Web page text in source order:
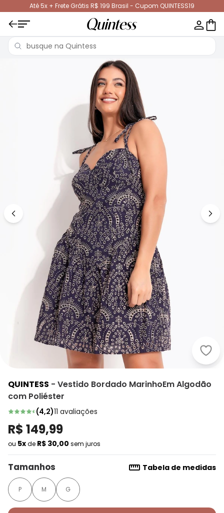
Até 5x + Frete Grátis R$ 199 Brasil - Cupom QUINTESS19
QUINTESS - Vestido Bordado MarinhoEm Algodão
com Poliéster
(4,2)11 avaliações
R$ 149,99
ou 5xde R$ 30,00 sem juros
Tamanhos Tabela de medidas
P M G